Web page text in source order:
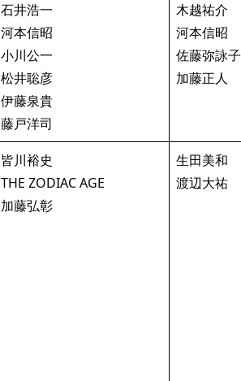
石井浩一
河本信昭
小川公一
松井聡彦
伊藤泉貴
藤戸洋司
木越祐介
河本信昭
佐藤弥詠子
加藤正人
皆川裕史
THE ZODIAC AGE
加藤弘彰
生田美和
渡辺大祐